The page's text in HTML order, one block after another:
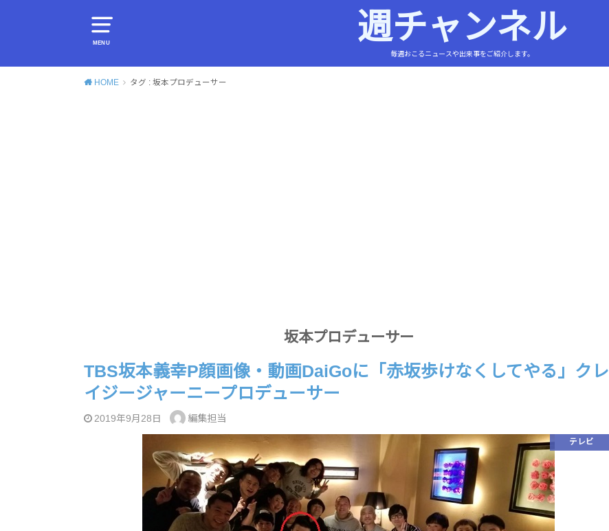
MENU 週チャンネル
毎週おこるニュースや出来事をご紹介します。
HOME タグ : 坂本プロデューサー
坂本プロデューサー
TBS坂本義幸P顔画像・動画DaiGoに「赤坂歩けなくしてやる」クレ
イジージャーニープロデューサー
2019年9月28日 編集担当
テレビ